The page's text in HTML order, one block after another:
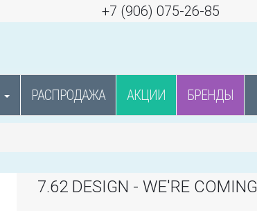
+7 (906) 075-26-85
РАСПРОДАЖА АКЦИИ БРЕНДЫ
7.62 DESIGN - WE'RE COMING